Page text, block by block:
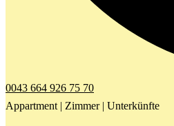
0043 664 926 75 70
Appartment | Zimmer | Unterkünfte